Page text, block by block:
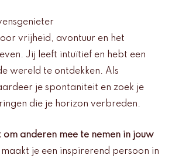
vrijheid, avontuur en het
Jij leeft intuïtief en hebt een
wereld te ontdekken. Als
je spontaniteit en zoek je
die je horizon verbreden.
om anderen mee te nemen in jouw
maakt je een inspirerend persoon in